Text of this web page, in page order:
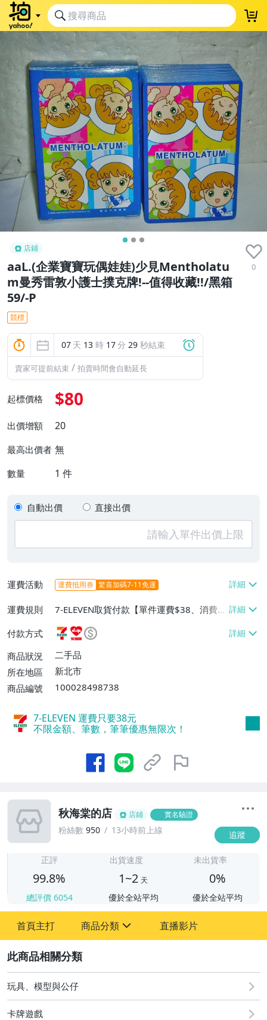
店鋪
aaL.(企業寶寶玩偶娃娃)少見Mentholatu
m曼秀雷敦小護士撲克牌!--值得收藏!!/黑箱
59/-P
0
競標
07 天 13 時 17分 28 秒結束
賣家可提前結束 / 拍賣時間會自動延長
起標價格 $80
出價增額 20
最高出價者 無
數量 1 件
自動出價 直接出價
運費活動 運費抵用券 驚喜加碼7-11免運
運費規則
7-ELEVEN取貨付款【單件運費$38、消費滿
$2000免運費】、萊爾富取貨付款【單件運
費$60、消費滿$2000免運費】、面交/自
取/不寄送【免運費】、郵局掛號【單件運
費$80、消費滿$2000免運費】
付款方式
商品狀況
二手品
所在地區
新北市
商品編號
100028498738
7-ELEVEN 運費只要38元
不限金額、筆數，筆筆優惠無限次！
秋海棠的店 店鋪 實名驗證
粉絲數 950 13小時前上線 追蹤
正評
99.8%
總評價 6054
出貨速度
1~2 天
優於全站平均
未出貨率
0%
優於全站平均
首頁主打 商品分類
其它
直播影片
玩具、模型與公仔
卡牌遊戲